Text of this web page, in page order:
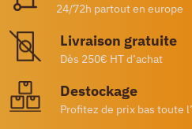
24/72h partout en europe
Livraison gratuite
Dès 250€ HT d’achat
Destockage
Profitez de prix bas toute